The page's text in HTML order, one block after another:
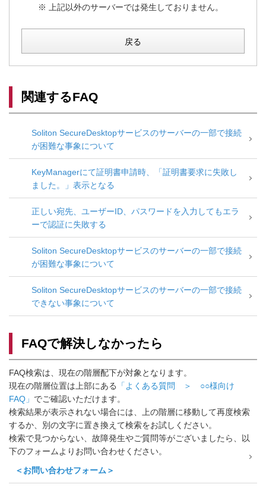
※ 上記以外のサーバーでは発生しておりません。
戻る
関連するFAQ
Soliton SecureDesktopサービスのサーバーの一部で接続
が困難な事象について
KeyManagerにて証明書申請時、「証明書要求に失敗し
ました。」表示となる
正しい宛先、ユーザーID、パスワードを入力してもエラ
ーで認証に失敗する
Soliton SecureDesktopサービスのサーバーの一部で接続
が困難な事象について
Soliton SecureDesktopサービスのサーバーの一部で接続
できない事象について
FAQで解決しなかったら
FAQ検索は、現在の階層配下が対象となります。
現在の階層位置は上部にある
「よくある質問 ＞ ○○様向け
FAQ」 でご確認いただけます。
検索結果が表示されない場合には、上の階層に移動して再度検索
するか、別の文字に置き換えて検索をお試しください。
検索で見つからない、故障発生やご質問等がございましたら、以
下のフォームよりお問い合わせください。
＜お問い合わせフォーム＞